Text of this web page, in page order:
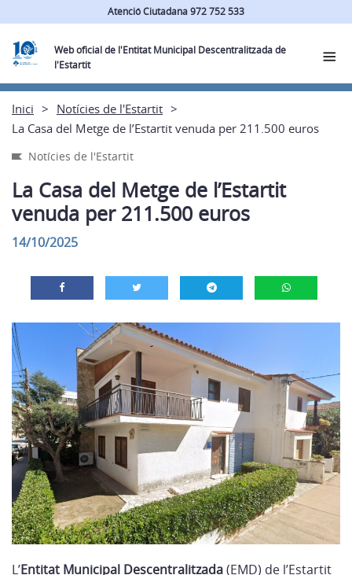
Atenció Ciutadana 972 752 533
Web oficial de l'Entitat Municipal Descentralitzada de
l'Estartit
Inici
Notícies de l'Estartit
La Casa del Metge de l’Estartit venuda per 211.500 euros
Notícies de l'Estartit
La Casa del Metge de l’Estartit
venuda per 211.500 euros
14/10/2025
L’Entitat Municipal Descentralitzada(EMD) de l’Estartit